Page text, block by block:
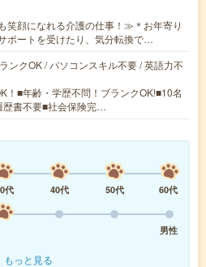
笑顔になれる介護の仕事！≫＊お年寄り
ポートを受けたり、気分転換で…
ンクOK / パソコンスキル不要 / 英語力不
！■年齢・学歴不問！ブランクOK!■10名
歴書不要■社会保険完…
代 40代 50代
60代
男性
もっと見る